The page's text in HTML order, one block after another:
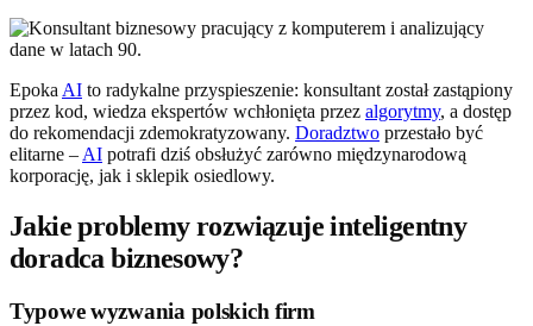
Epoka AI to radykalne przyspieszenie: konsultant został zastąpiony
przez kod, wiedza ekspertów wchłonięta przez algorytmy, a dostęp
do rekomendacji zdemokratyzowany. Doradztwo przestało być
elitarne – AI potrafi dziś obsłużyć zarówno międzynarodową
korporację, jak i sklepik osiedlowy.
Jakie problemy rozwiązuje inteligentny
doradca biznesowy?
Typowe wyzwania polskich firm